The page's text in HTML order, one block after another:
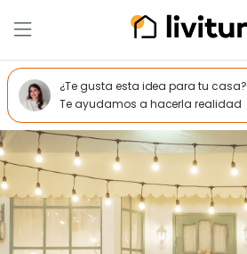
¿Te gusta esta idea para tu casa?
Te ayudamos a hacerla realidad